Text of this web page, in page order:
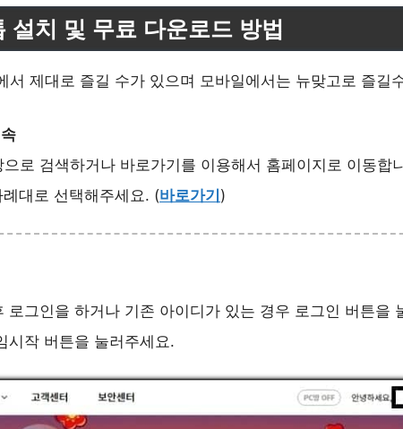
설치 및 무료 다운로드 방법
서 제대로 즐길 수가 있으며 모바일에서는 뉴맞고로 즐길
로 검색하거나 바로가기를 이용해서 홈페이지로 이동합
대로 선택해주세요. (바로가기)
로그인을 하거나 기존 아이디가 있는 경우 로그인 버튼을
시작 버튼을 눌러주세요.